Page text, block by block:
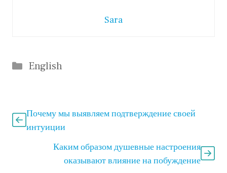
Sara
Categories
English
Почему мы выявляем подтверждение своей
интуиции
Каким образом душевные настроения
оказывают влияние на побуждение